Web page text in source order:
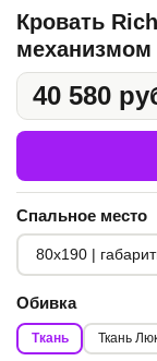
Кровать
механизмом
40 580
Спальное место
Обивка
Ткань Ткань